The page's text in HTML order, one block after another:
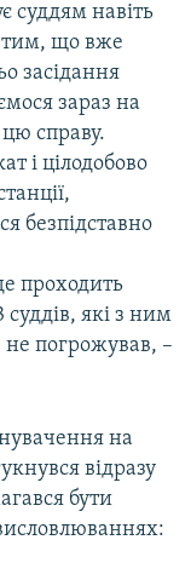
суддям навіть
тим, що вже
засідання
зараз на
справу.
і цілодобово
безпідставно
проходить
які з ним
погрожував, –
на
відразу
бути